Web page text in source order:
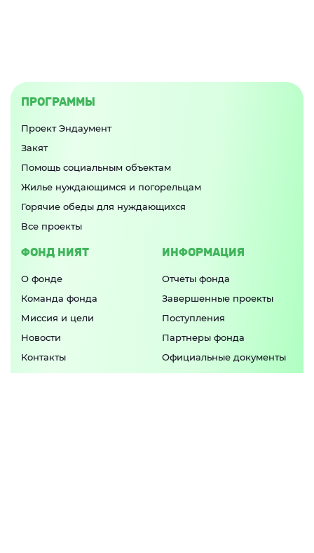
ПРОГРАММЫ
Проект Эндаумент
Закят
Помощь социальным объектам
Жилье нуждающимся и погорельцам
Горячие обеды для нуждающихся
Все проекты
ФОНД НИЯТ
О фонде
Команда фонда
Миссия и цели
Новости
Контакты
ИНФОРМАЦИЯ
Отчеты фонда
Завершенные проекты
Поступления
Партнеры фонда
Официальные документы
Попечительский совет